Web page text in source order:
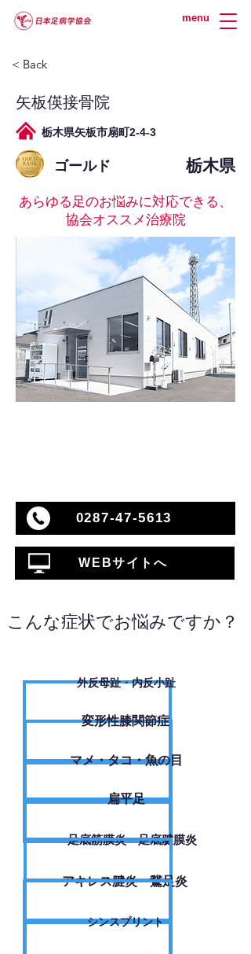
menu
< Back
矢板偀接骨院
栃木県矢板市扇町2-4-3
ゴールド 栃木県
あらゆる足のお悩みに対応できる、
協会オススメ治療院
0287-47-5613
WEBサイトへ
こんな症状でお悩みですか？
外反母趾・内反小趾
変形性膝関節症
​マメ・タコ・魚の目
扁平足
足底筋膜炎・足底腱膜炎
アキレス腱炎・鵞足炎
シンスプリント